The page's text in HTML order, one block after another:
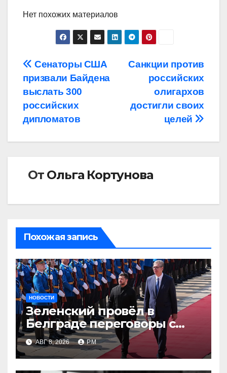
Нет похожих материалов
Навигация
по
записям
Санкции против
российских
олигархов
достигли своих
целей
Сенаторы США
призвали Байдена
выслать 300
российских
дипломатов
От Ольга Кортунова
Похожая запись
НОВОСТИ
Зеленский провёл в
Белграде переговоры с
Вучичем
АВГ 8, 2026 РМ